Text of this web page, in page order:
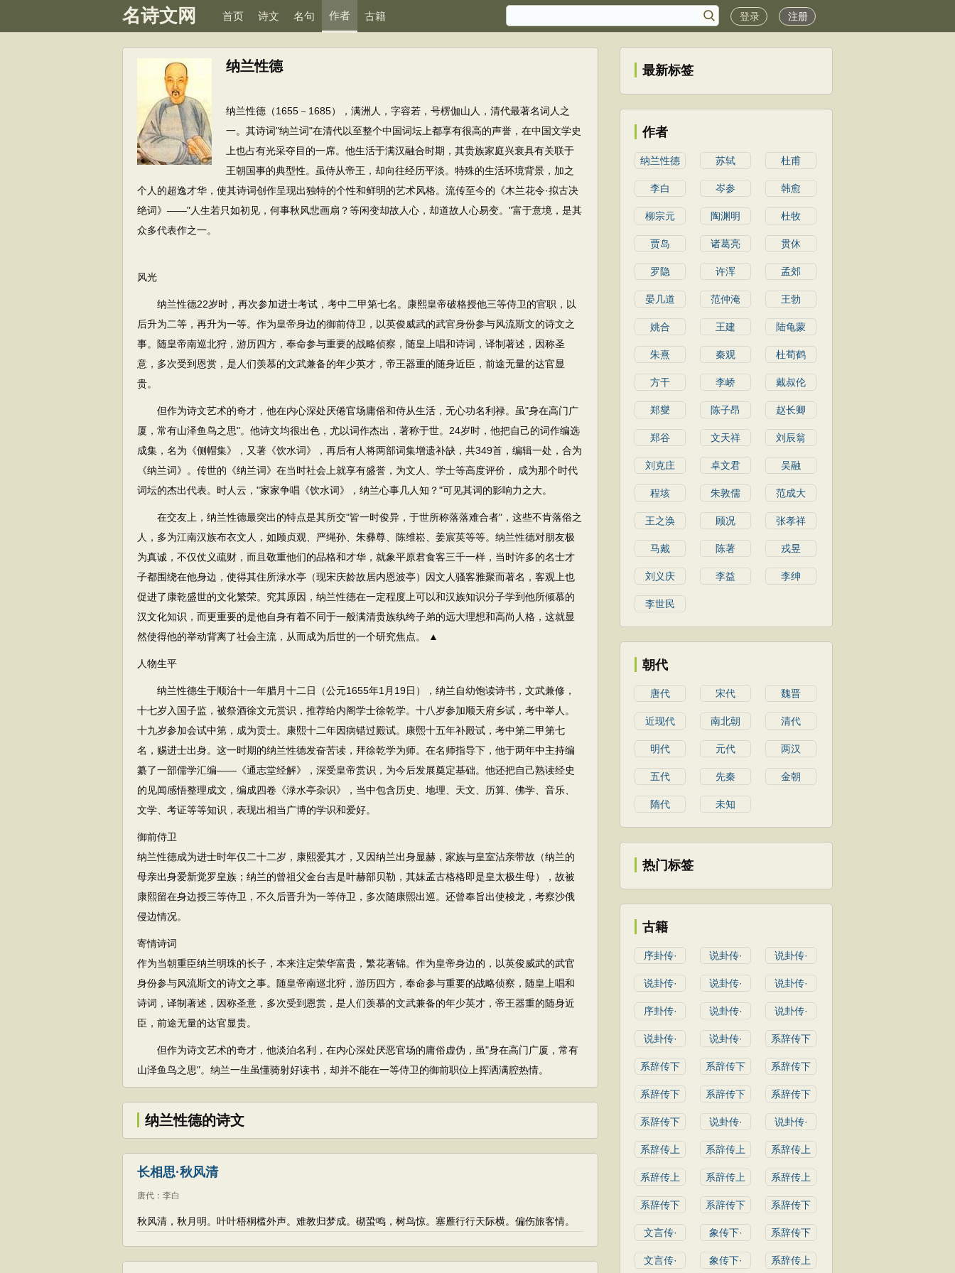
名诗文网 首页 诗文 名句 作者 古籍 登录 注册
纳兰性德
纳兰性德（1655－1685），满洲人，字容若，号楞伽山人，清代最著名词人之
一。其诗词"纳兰词"在清代以至整个中国词坛上都享有很高的声誉，在中国文学史
上也占有光采夺目的一席。他生活于满汉融合时期，其贵族家庭兴衰具有关联于
王朝国事的典型性。虽侍从帝王，却向往经历平淡。特殊的生活环境背景，加之
个人的超逸才华，使其诗词创作呈现出独特的个性和鲜明的艺术风格。流传至今的《木兰花令·拟古决
绝词》——"人生若只如初见，何事秋风悲画扇？等闲变却故人心，却道故人心易变。"富于意境，是其
众多代表作之一。
风光
纳兰性德22岁时，再次参加进士考试，考中二甲第七名。康熙皇帝破格授他三等侍卫的官职，以
后升为二等，再升为一等。作为皇帝身边的御前侍卫，以英俊威武的武官身份参与风流斯文的诗文之
事。随皇帝南巡北狩，游历四方，奉命参与重要的战略侦察，随皇上唱和诗词，译制著述，因称圣
意，多次受到恩赏，是人们羡慕的文武兼备的年少英才，帝王器重的随身近臣，前途无量的达官显
贵。
但作为诗文艺术的奇才，他在内心深处厌倦官场庸俗和侍从生活，无心功名利禄。虽"身在高门广
厦，常有山泽鱼鸟之思"。他诗文均很出色，尤以词作杰出，著称于世。24岁时，他把自己的词作编选
成集，名为《侧帽集》，又著《饮水词》，再后有人将两部词集增遗补缺，共349首，编辑一处，合为
《纳兰词》。传世的《纳兰词》在当时社会上就享有盛誉，为文人、学士等高度评价， 成为那个时代
词坛的杰出代表。时人云，"家家争唱《饮水词》，纳兰心事几人知？"可见其词的影响力之大。
在交友上，纳兰性德最突出的特点是其所交"皆一时俊异，于世所称落落难合者"，这些不肯落俗之
人，多为江南汉族布衣文人，如顾贞观、严绳孙、朱彝尊、陈维崧、姜宸英等等。纳兰性德对朋友极
为真诚，不仅仗义疏财，而且敬重他们的品格和才华，就象平原君食客三千一样，当时许多的名士才
子都围绕在他身边，使得其住所渌水亭（现宋庆龄故居内恩波亭）因文人骚客雅聚而著名，客观上也
促进了康乾盛世的文化繁荣。究其原因，纳兰性德在一定程度上可以和汉族知识分子学到他所倾慕的
汉文化知识，而更重要的是他自身有着不同于一般满清贵族纨绔子弟的远大理想和高尚人格，这就显
然使得他的举动背离了社会主流，从而成为后世的一个研究焦点。 ▲
人物生平
纳兰性德生于顺治十一年腊月十二日（公元1655年1月19日），纳兰自幼饱读诗书，文武兼修，
十七岁入国子监，被祭酒徐文元赏识，推荐给内阁学士徐乾学。十八岁参加顺天府乡试，考中举人。
十九岁参加会试中第，成为贡士。康熙十二年因病错过殿试。康熙十五年补殿试，考中第二甲第七
名，赐进士出身。这一时期的纳兰性德发奋苦读，拜徐乾学为师。在名师指导下，他于两年中主持编
纂了一部儒学汇编——《通志堂经解》，深受皇帝赏识，为今后发展奠定基础。他还把自己熟读经史
的见闻感悟整理成文，编成四卷《渌水亭杂识》，当中包含历史、地理、天文、历算、佛学、音乐、
文学、考证等等知识，表现出相当广博的学识和爱好。
御前侍卫
纳兰性德成为进士时年仅二十二岁，康熙爱其才，又因纳兰出身显赫，家族与皇室沾亲带故（纳兰的
母亲出身爱新觉罗皇族；纳兰的曾祖父金台吉是叶赫部贝勒，其妹孟古格格即是皇太极生母），故被
康熙留在身边授三等侍卫，不久后晋升为一等侍卫，多次随康熙出巡。还曾奉旨出使梭龙，考察沙俄
侵边情况。
寄情诗词
作为当朝重臣纳兰明珠的长子，本来注定荣华富贵，繁花著锦。作为皇帝身边的，以英俊威武的武官
身份参与风流斯文的诗文之事。随皇帝南巡北狩，游历四方，奉命参与重要的战略侦察，随皇上唱和
诗词，译制著述，因称圣意，多次受到恩赏，是人们羡慕的文武兼备的年少英才，帝王器重的随身近
臣，前途无量的达官显贵。
但作为诗文艺术的奇才，他淡泊名利，在内心深处厌恶官场的庸俗虚伪，虽"身在高门广厦，常有
山泽鱼鸟之思"。纳兰一生虽懂骑射好读书，却并不能在一等侍卫的御前职位上挥洒满腔热情。
纳兰性德的诗文
长相思·秋风清
唐代 ： 李白
秋风清，秋月明。叶叶梧桐槛外声。难教归梦成。砌蛩鸣，树鸟惊。塞雁行行天际横。偏伤旅客情。
最新标签
作者
纳兰性德 苏轼 杜甫
李白 岑参 韩愈
柳宗元 陶渊明 杜牧
贾岛 诸葛亮 贯休
罗隐 许浑 孟郊
晏几道 范仲淹 王勃
姚合 王建 陆龟蒙
朱熹 秦观 杜荀鹤
方干 李峤 戴叔伦
郑燮 陈子昂 赵长卿
郑谷 文天祥 刘辰翁
刘克庄 卓文君 吴融
程垓 朱敦儒 范成大
王之涣 顾况 张孝祥
马戴 陈著 戎昱
刘义庆 李益 李绅
李世民
朝代
唐代 宋代 魏晋
近现代 南北朝 清代
明代 元代 两汉
五代 先秦 金朝
隋代 未知
热门标签
古籍
序卦传· 说卦传· 说卦传·
说卦传· 说卦传· 说卦传·
序卦传· 说卦传· 说卦传·
说卦传· 说卦传· 系辞传下
系辞传下 系辞传下 系辞传下
系辞传下 系辞传下 系辞传下
系辞传下 说卦传· 说卦传·
系辞传上 系辞传上 系辞传上
系辞传上 系辞传上 系辞传上
系辞传下 系辞传下 系辞传下
文言传· 象传下· 系辞传下
文言传· 象传下· 系辞传上